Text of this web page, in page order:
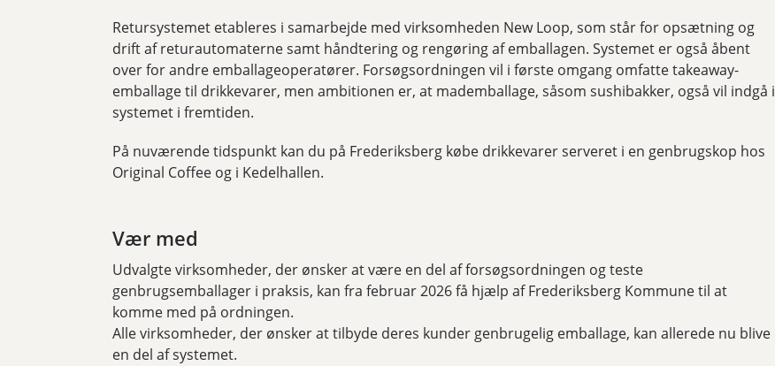
Retursystemet etableres i samarbejde med virksomheden New Loop, som står for opsætning og
drift af returautomaterne samt håndtering og rengøring af emballagen. Systemet er også åbent
over for andre emballageoperatører. Forsøgsordningen vil i første omgang omfatte takeaway-
emballage til drikkevarer, men ambitionen er, at mademballage, såsom sushibakker, også vil indgå i
systemet i fremtiden.
På nuværende tidspunkt kan du på Frederiksberg købe drikkevarer serveret i en genbrugskop hos
Original Coffee og i Kedelhallen.
Vær med
Udvalgte virksomheder, der ønsker at være en del af forsøgsordningen og teste
genbrugsemballager i praksis, kan fra februar 2026 få hjælp af Frederiksberg Kommune til at
komme med på ordningen.
Alle virksomheder, der ønsker at tilbyde deres kunder genbrugelig emballage, kan allerede nu blive
en del af systemet.